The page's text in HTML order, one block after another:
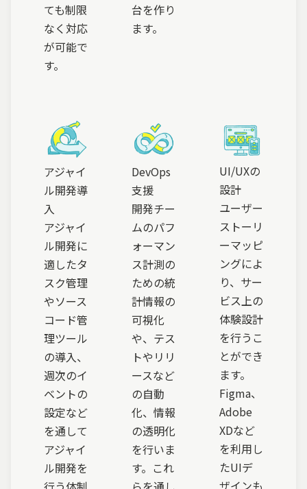
ても制限
なく対応
が可能で
す。
台を作り
ます。
アジャイ
ル開発導
入
アジャイ
ル開発に
適したタ
スク管理
やソース
コード管
理ツール
の導入、
週次のイ
ベントの
設定など
を通して
アジャイ
ル開発を
DevOps
支援
開発チー
ムのパフ
ォーマン
ス計測の
ための統
計情報の
可視化
や、テス
トやリリ
ースなど
の自動
化、情報
の透明化
を行いま
す。これ
UI/UXの
設計
ユーザー
ストーリ
ーマッピ
ングによ
り、サー
ビス上の
体験設計
を行うこ
とができ
ます。
Figma、
Adobe
XDなど
を利用し
たUIデ